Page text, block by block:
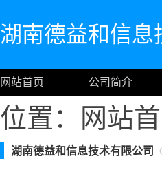
湖南德益和信息
网站首页 公司简介
位置： 网站
湖南德益和信息技术有限公司